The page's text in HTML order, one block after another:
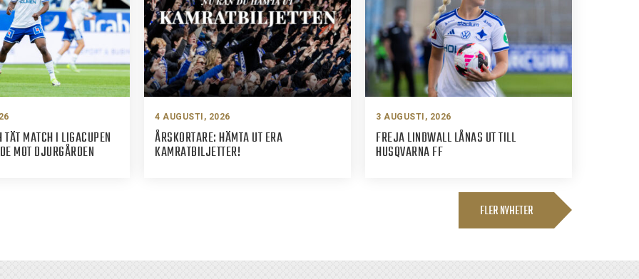
TÄT MATCH I LIGACUPEN
MOT DJURGÅRDEN
4 AUGUSTI, 2026
ÅRSKORTARE: HÄMTA UT ERA
KAMRATBILJETTER!
3 AUGUSTI, 2026
FREJA LINDWALL LÅNAS UT TILL
HUSQVARNA FF
FLER NYHETER